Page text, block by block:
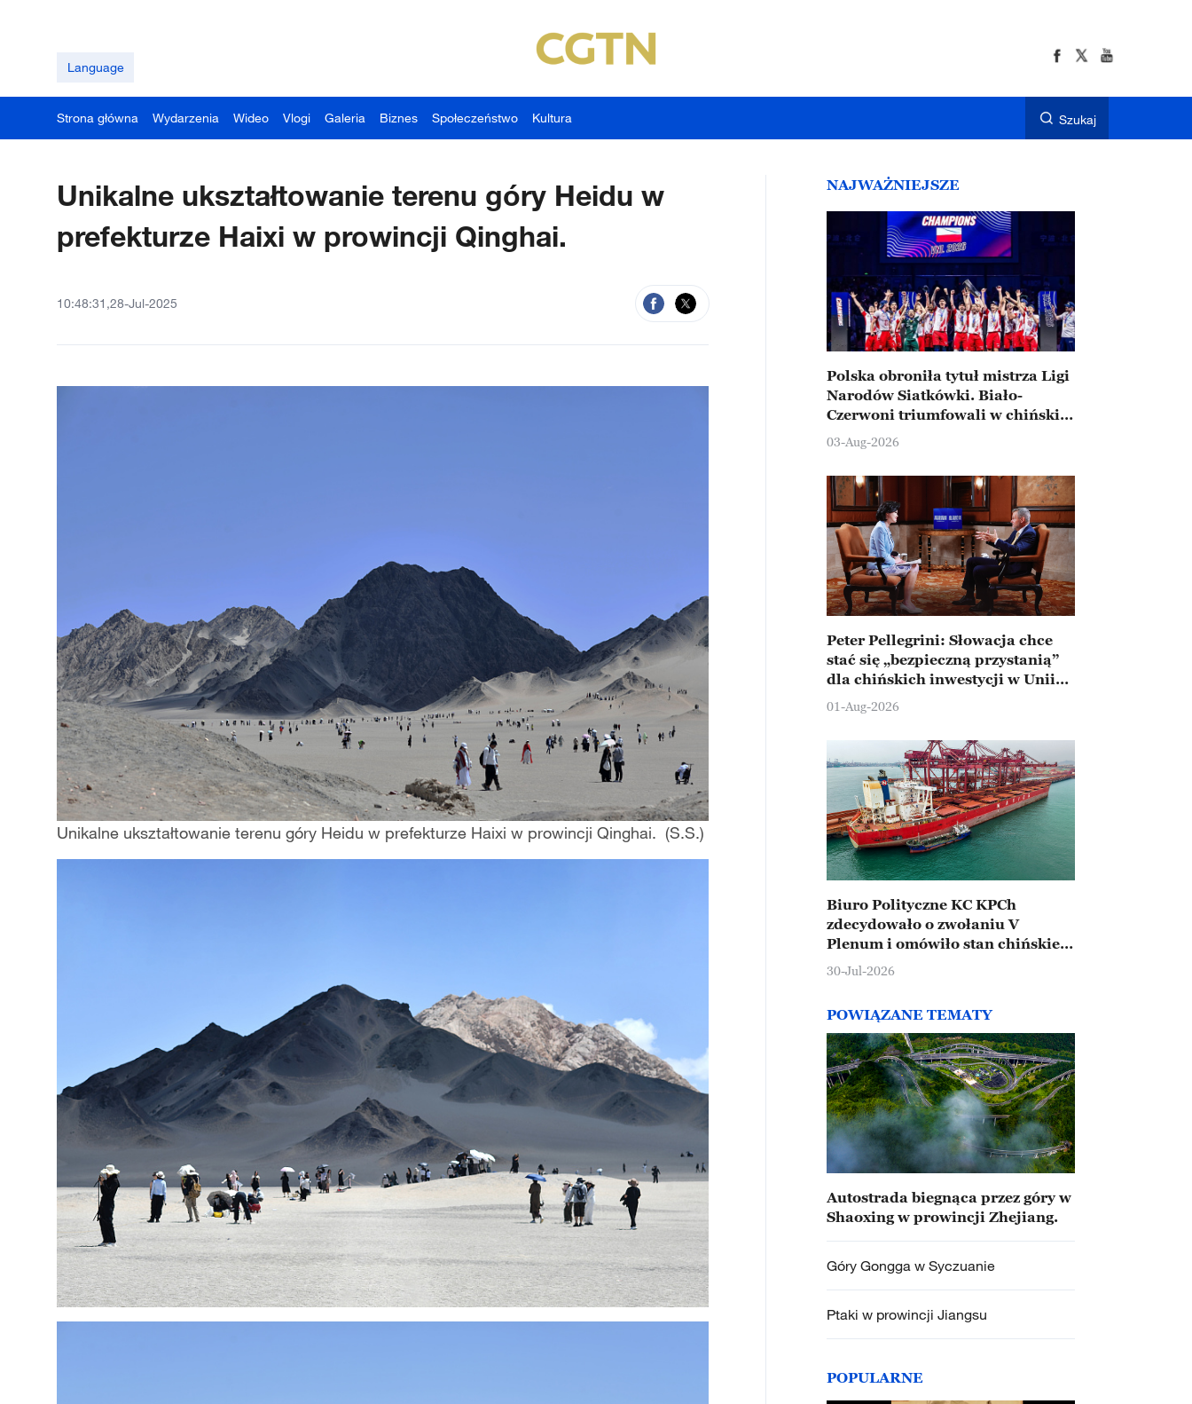
Language
Strona główna Wydarzenia Wideo Vlogi Galeria Biznes Społeczeństwo Kultura Szukaj
Unikalne ukształtowanie terenu góry Heidu w
prefekturze Haixi w prowincji Qinghai.
10:48:31,28-Jul-2025
Unikalne ukształtowanie terenu góry Heidu w prefekturze Haixi w prowincji Qinghai. (S.S.)
NAJWAŻNIEJSZE
Polska obroniła tytuł mistrza Ligi
Narodów Siatkówki. Biało-
Czerwoni triumfowali w chińskim
Ningbo
03-Aug-2026
Peter Pellegrini: Słowacja chce
stać się „bezpieczną przystanią”
dla chińskich inwestycji w Unii
Europejskiej
01-Aug-2026
Biuro Polityczne KC KPCh
zdecydowało o zwołaniu V
Plenum i omówiło stan chińskiej
gospodarki
30-Jul-2026
POWIĄZANE TEMATY
Autostrada biegnąca przez góry w
Shaoxing w prowincji Zhejiang.
Góry Gongga w Syczuanie
Ptaki w prowincji Jiangsu
POPULARNE